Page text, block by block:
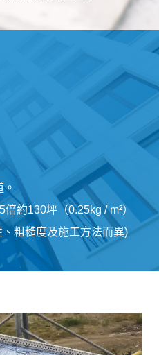
倍約130坪（0.25kg / m²）
粗糙度及施工方法而異)